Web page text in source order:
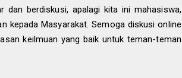
berdiskusi, apalagi kita ini mahasiswa,
kepada Masyarakat. Semoga diskusi online
keilmuan yang baik untuk teman-teman